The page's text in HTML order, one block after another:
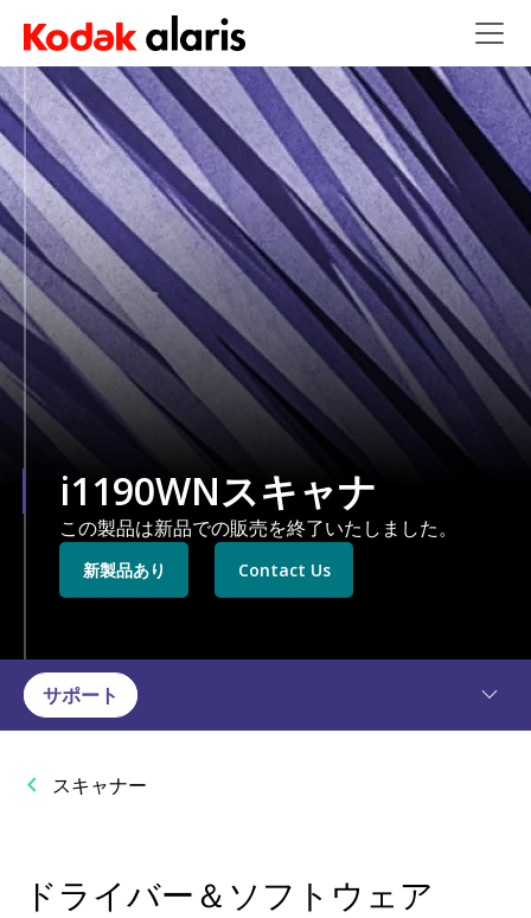
Skip to main content
i1190WNスキャナ
この製品は新品での販売を終了いたしました。
新製品あり Contact Us
サポート
スキャナー
ドライバー＆ソフトウェア